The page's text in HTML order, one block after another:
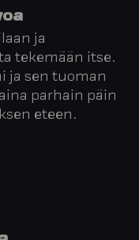
ja
tekemään itse.
ja sen tuoman
parhain päin
eteen.